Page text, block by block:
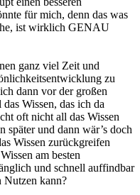
für mich, denn das was
ist wirklich GENAU
ganz viel Zeit und
zu
dann vor der großen
Wissen, das ich da
oft nicht all das Wissen
später und dann wär’s doch
Wissen zurückgreifen
am besten
und schnell auffindbar
Nutzen kann?